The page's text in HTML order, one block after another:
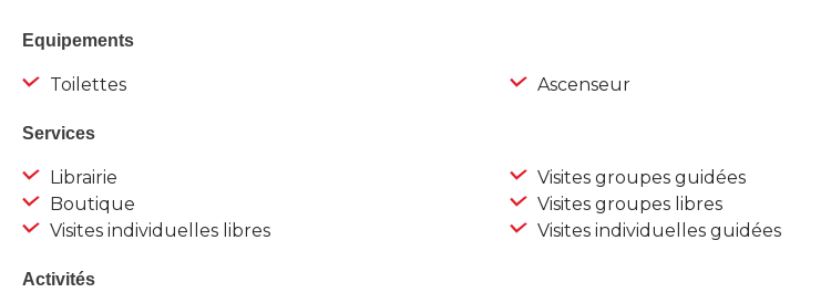
Equipements
Toilettes Ascenseur
Services
Librairie
Boutique
Visites individuelles libres
Visites groupes guidées
Visites groupes libres
Visites individuelles guidées
Activités